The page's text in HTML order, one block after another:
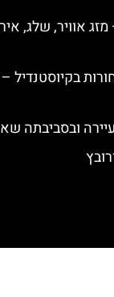
אוויר, שלג,
בקיוסטנדיל
ובסביבתה